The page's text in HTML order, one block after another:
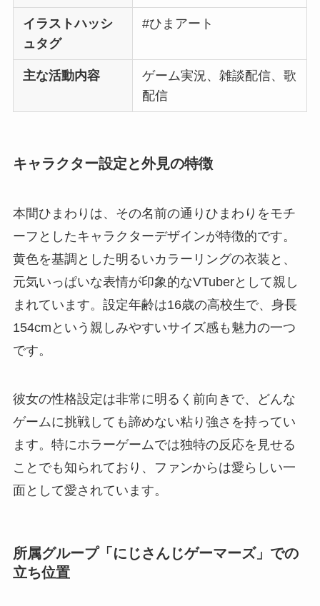
イラストハッシ
ュタグ
#ひまアート
主な活動内容
ゲーム実況、雑談配信、歌
配信
キャラクター設定と外見の特徴
本間ひまわりは、その名前の通りひまわりをモチ
ーフとしたキャラクターデザインが特徴的です。
黄色を基調とした明るいカラーリングの衣装と、
元気いっぱいな表情が印象的なVTuberとして親し
まれています。設定年齢は16歳の高校生で、身長
154cmという親しみやすいサイズ感も魅力の一つ
です。
彼女の性格設定は非常に明るく前向きで、どんな
ゲームに挑戦しても諦めない粘り強さを持ってい
ます。特にホラーゲームでは独特の反応を見せる
ことでも知られており、ファンからは愛らしい一
面として愛されています。
所属グループ「にじさんじゲーマーズ」での
立ち位置